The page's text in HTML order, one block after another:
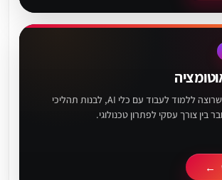
מסלול מעשי למי שרוצה ללמוד לעבוד עם כלי AI, לבנות תהליכי
בין צורך עסקי לפתרון טכנולוגי.